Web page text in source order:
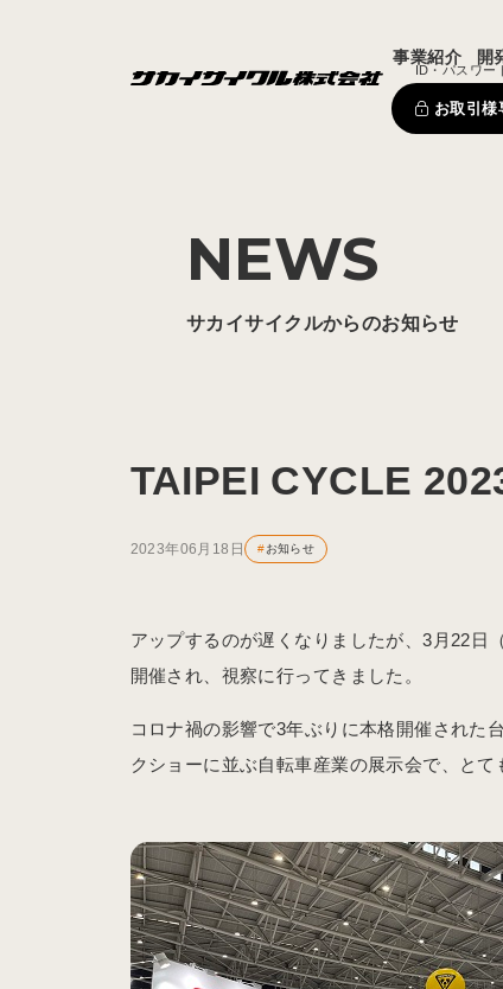
事業紹介 開
お取引様
ID・パスワー
NEWS
サカイサイクルからのお知らせ
TAIPEI CYCLE
2023年06月18日 #お知らせ
アップするのが遅くなりましたが、3月22日
開催され、視察に行ってきました。
コロナ禍の影響で3年ぶりに本格開催された
クショーに並ぶ自転車産業の展示会で、とて